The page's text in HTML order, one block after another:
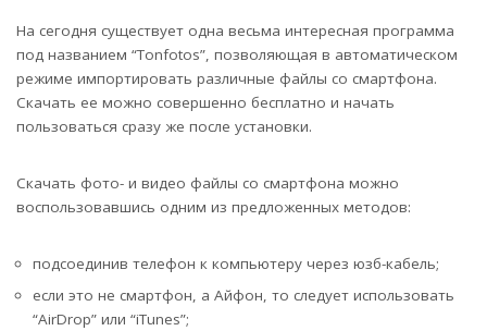
На сегодня существует одна весьма интересная программа
под названием “Tonfotos”, позволяющая в автоматическом
режиме импортировать различные файлы со смартфона.
Скачать ее можно совершенно бесплатно и начать
пользоваться сразу же после установки.
Скачать фото- и видео файлы со смартфона можно
воспользовавшись одним из предложенных методов:
подсоединив телефон к компьютеру через юзб-кабель;
если это не смартфон, а Айфон, то следует использовать
“AirDrop” или “iTunes”;